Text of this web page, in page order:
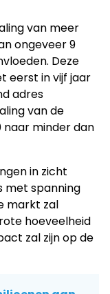
van meer
ongeveer 9
Deze
eerst in vijf jaar
adres
van de
naar minder dan
in zicht
met spanning
markt zal
hoeveelheid
zal zijn op de